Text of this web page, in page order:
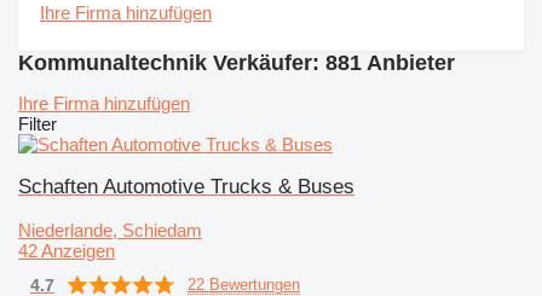
Ihre Firma hinzufügen
Kommunaltechnik Verkäufer: 881 Anbieter
Ihre Firma hinzufügen
Filter
Schaften Automotive Trucks & Buses
Niederlande, Schiedam
42 Anzeigen
4.7 22 Bewertungen